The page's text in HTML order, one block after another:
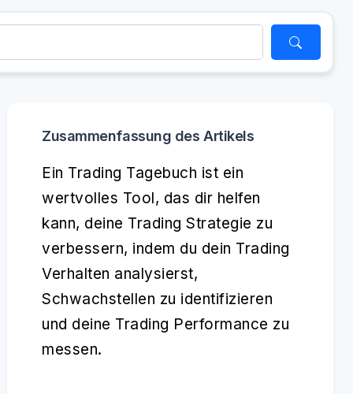
Zusammenfassung des Artikels
Ein Trading Tagebuch ist ein
wertvolles Tool, das dir helfen
kann, deine Trading Strategie zu
verbessern, indem du dein Trading
Verhalten analysierst,
Schwachstellen zu identifizieren
und deine Trading Performance zu
messen.